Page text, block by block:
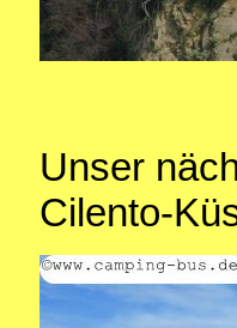
Unser
Cilento-